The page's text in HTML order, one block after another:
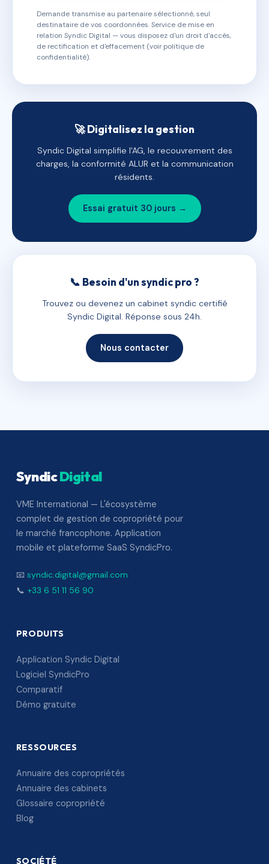
Demande transmise au partenaire sélectionné, seul
destinataire de vos coordonnées. Service de mise en
relation Syndic Digital — vous disposez d'un droit d'accès,
de rectification et d'effacement (voir politique de
confidentialité).
🚀 Digitalisez la gestion
Syndic Digital simplifie l'AG, le recouvrement des
charges, la conformité ALUR et la communication
résidents.
Essai gratuit 30 jours →
📞 Besoin d'un syndic pro ?
Trouvez ou devenez un cabinet syndic certifié
Syndic Digital. Réponse sous 24h.
Nous contacter
SyndicDigital
VME International — L'écosystème
complet de gestion de copropriété pour
le marché francophone. Application
mobile et plateforme SaaS SyndicPro.
📧 syndic.digital@gmail.com
📞 +33 6 51 11 56 90
PRODUITS
Application Syndic Digital
Logiciel SyndicPro
Comparatif
Démo gratuite
RESSOURCES
Annuaire des copropriétés
Annuaire des cabinets
Glossaire copropriété
Blog
SOCIÉTÉ